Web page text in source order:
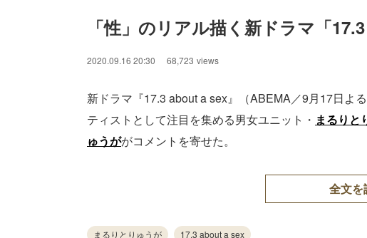
「性」のリアル描く新ドラマ「
2020.09.16 20:30 68,723 views
新ドラマ『17.3 about a sex』（ABEMA／9月17日よ
ティストとして注目を集める男女ユニット・ まるりと
ゅうががコメントを寄せた。
全文を
まるりとりゅうが 17.3 about a sex